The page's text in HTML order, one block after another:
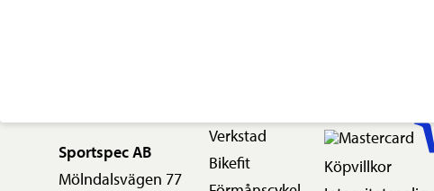
Sportspec AB
Mölndalsvägen 77
Verkstad
Bikefit
Köpvillkor